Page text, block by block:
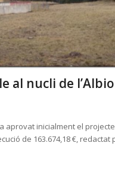
al nucli de
aprovat inicialment el
de 163.674,18 €, redactat